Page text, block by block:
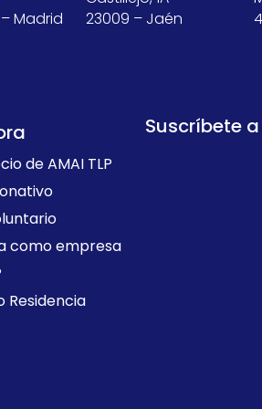
Madrid
23009 – Jaén
de AMAI TLP
como empresa
Residencia
Suscríbete